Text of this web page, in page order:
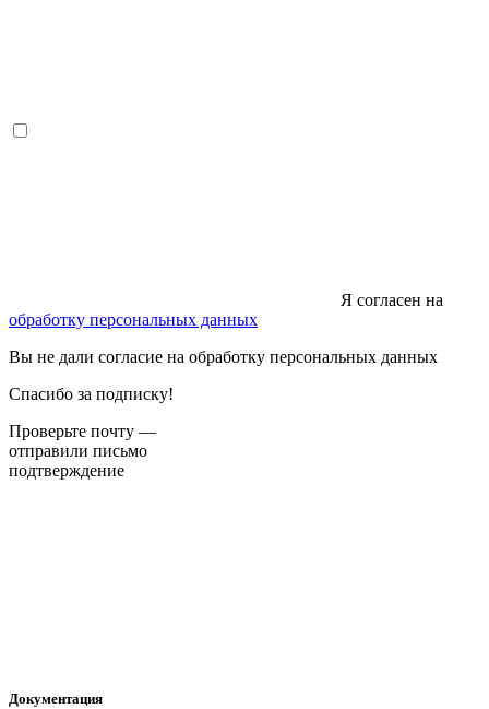
Я согласен на
обработку персональных данных
Вы не дали согласие на обработку персональных данных
Спасибо за подписку!
Проверьте почту —
отправили письмо
подтверждение
Документация